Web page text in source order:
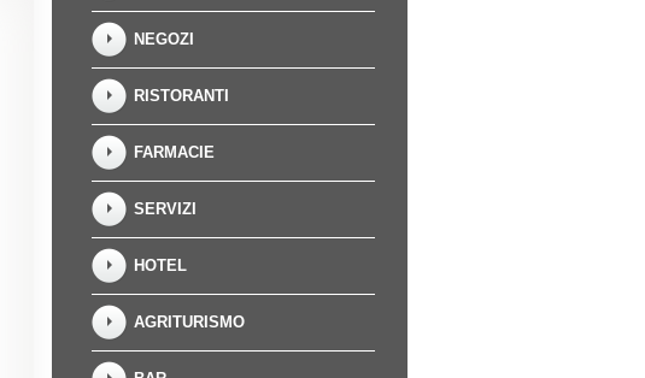
NEGOZI
RISTORANTI
FARMACIE
SERVIZI
HOTEL
AGRITURISMO